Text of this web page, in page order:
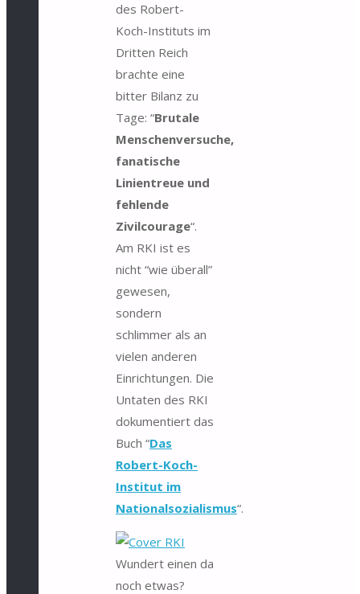
des Robert-
Koch-Instituts im
Dritten Reich
brachte eine
bitter Bilanz zu
Tage: “Brutale
Menschenversuche,
fanatische
Linientreue und
fehlende
Zivilcourage“.
Am RKI ist es
nicht “wie überall”
gewesen,
sondern
schlimmer als an
vielen anderen
Einrichtungen. Die
Untaten des RKI
dokumentiert das
Buch “Das
Robert-Koch-
Institut im
Nationalsozialismus“.
Wundert einen da
noch etwas?